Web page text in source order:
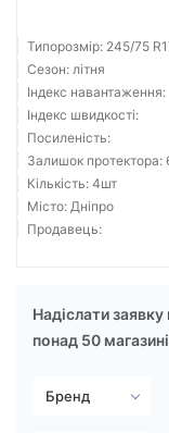
Типорозмір: 245/75
Сезон: літня
Індекс навантаження:
Індекс швидкості:
Посиленість:
Залишок протектора:
Кількість: 4шт
Місто: Дніпро
Продавець:
Надіслати
понад 50